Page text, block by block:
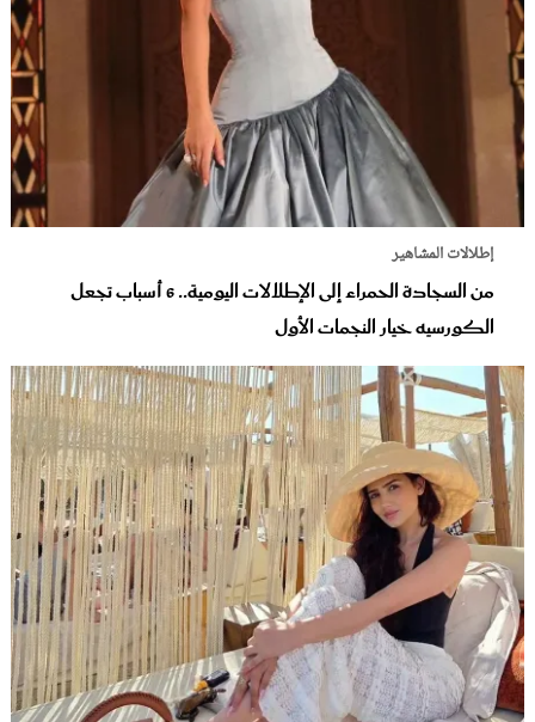
إطلالات المشاهير
من السجادة الحمراء إلى الإطلالات اليومية.. 6 أسباب تجعل
الكورسيه خيار النجمات الأول